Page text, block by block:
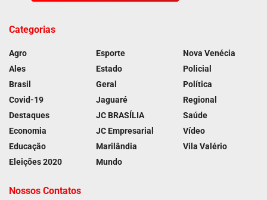
Categorias
Agro
Ales
Brasil
Covid-19
Destaques
Economia
Educação
Eleições 2020
Esporte
Estado
Geral
Jaguaré
JC BRASÍLIA
JC Empresarial
Marilândia
Mundo
Nova Venécia
Policial
Política
Regional
Saúde
Vídeo
Vila Valério
Nossos Contatos